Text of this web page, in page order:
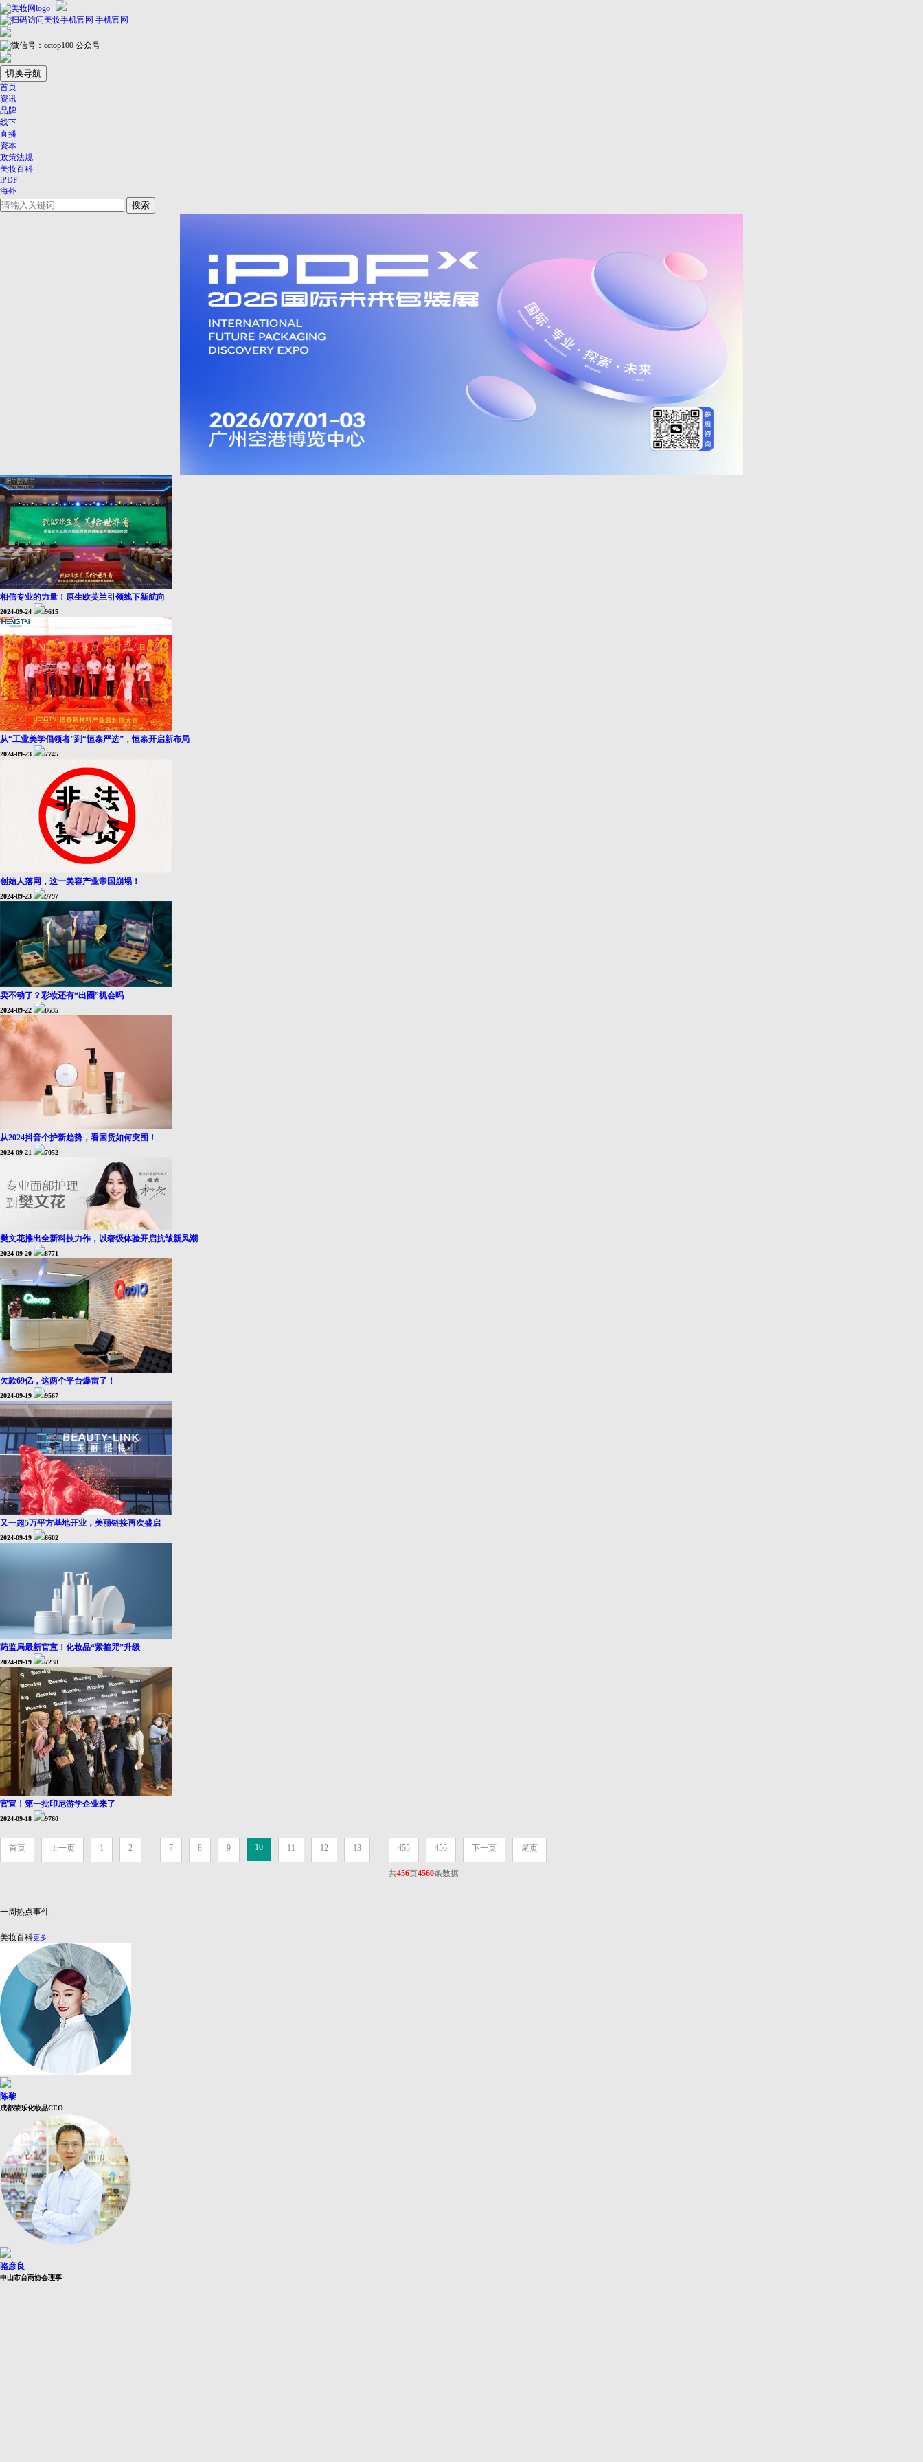
手机官网
公众号
切换导航
首页
资讯
品牌
线下
直播
资本
政策法规
美妆百科
iPDF
海外
搜索
相信专业的力量！原生欧芙兰引领线下新航向
2024-09-24 9615
从“工业美学倡领者”到“恒泰严选”，恒泰开启新布局
2024-09-23 7745
创始人落网，这一美容产业帝国崩塌！
2024-09-23 9797
卖不动了？彩妆还有“出圈”机会吗
2024-09-22 8635
从2024抖音个护新趋势，看国货如何突围！
2024-09-21 7052
樊文花推出全新科技力作，以奢级体验开启抗皱新风潮
2024-09-20 8771
欠款69亿，这两个平台爆雷了！
2024-09-19 9567
又一超5万平方基地开业，美丽链接再次盛启
2024-09-19 6602
药监局最新官宣！化妆品“紧箍咒”升级
2024-09-19 7238
官宣！第一批印尼游学企业来了
2024-09-18 9760
首页 上一页 1 2 ... 7 8 9 10 11 12 13 ... 455 456 下一页 尾页
共456页4560条数据
一周热点事件
美妆百科更多
陈黎
成都荣乐化妆品CEO
骆彦良
中山市台商协会理事